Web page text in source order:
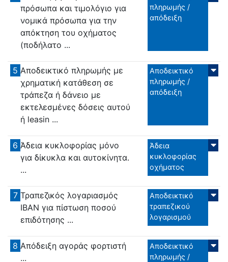
πρόσωπα και τιμολόγιο για
νομικά πρόσωπα για την
απόκτηση του οχήματος
(ποδήλατο ...
πληρωμής /
απόδειξη
5 Αποδεικτικό πληρωμής με
χρηματική κατάθεση σε
τράπεζα ή δάνειο με
εκτελεσμένες δόσεις αυτού
ή leasin ...
Αποδεικτικό
πληρωμής /
απόδειξη
6 Άδεια κυκλοφορίας μόνο
για δίκυκλα και αυτοκίνητα.
...
Άδεια
κυκλοφορίας
οχήματος
7 Τραπεζικός λογαριασμός
IBAN για πίστωση ποσού
επιδότησης ...
Αποδεικτικό
τραπεζικού
λογαρισμού
8 Απόδειξη αγοράς φορτιστή
...
Αποδεικτικό
πληρωμής /